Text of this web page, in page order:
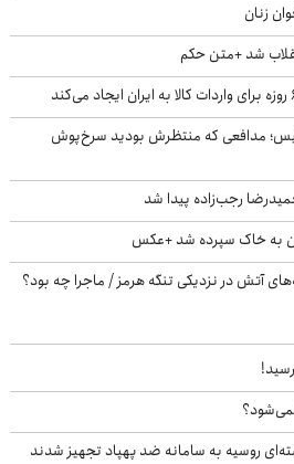
زنان
شد +متن حکم
مدافعی که منتظرش بودید سرخ‌پوش
رجب‌زاده پیدا شد
به خاک سپرده شد +عکس
آتش در نزدیکی تنگه هرمز / ماجرا چه بود؟
روسیه به سامانه ضد پهپاد تجهیز شدند